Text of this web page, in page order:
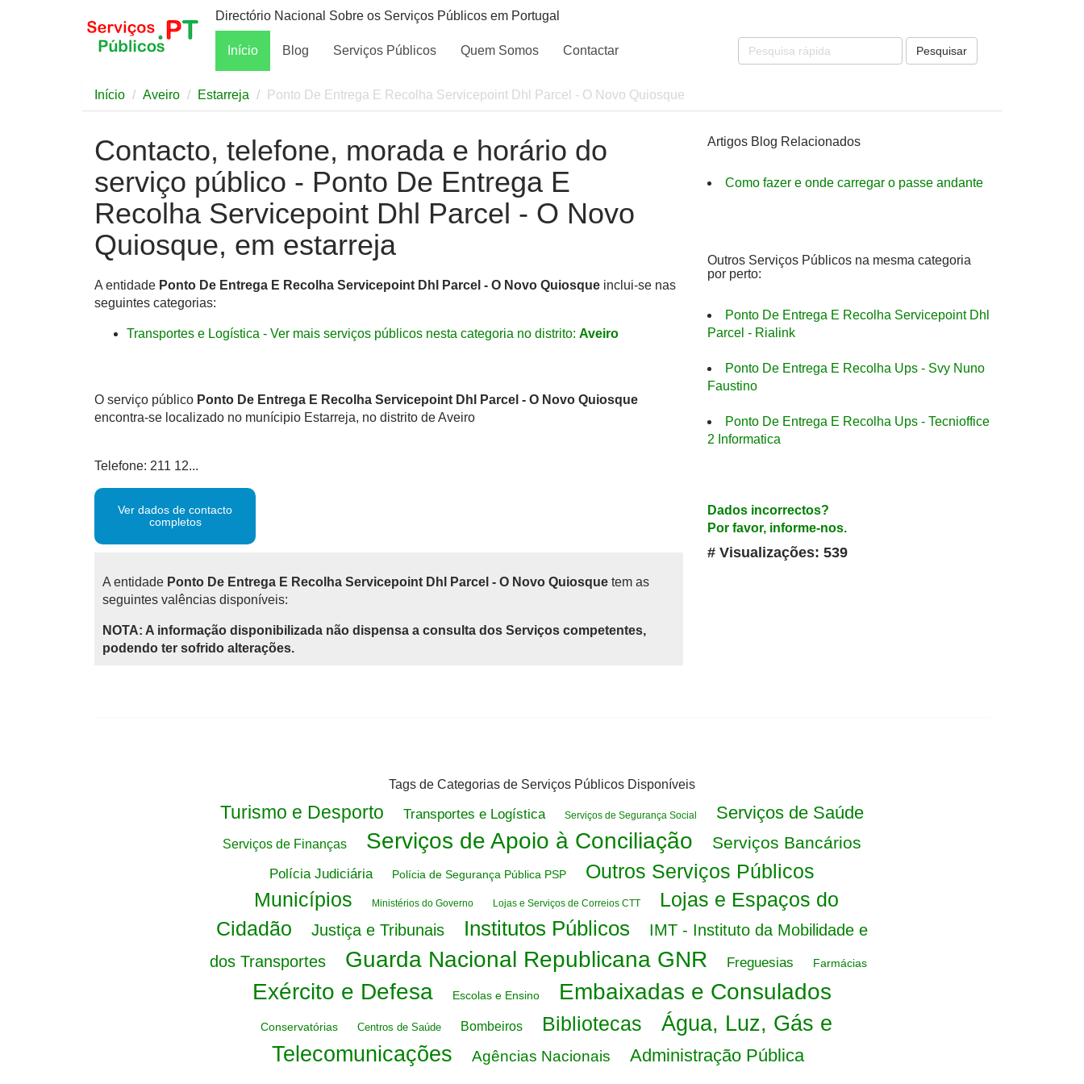
Directório Nacional Sobre os Serviços Públicos em Portugal
Início Blog Serviços Públicos Quem Somos Contactar Pesquisar
Início Aveiro Estarreja Ponto De Entrega E Recolha Servicepoint Dhl Parcel - O Novo Quiosque
Contacto, telefone, morada e horário do
serviço público - Ponto De Entrega E
Recolha Servicepoint Dhl Parcel - O Novo
Quiosque, em estarreja
A entidade Ponto De Entrega E Recolha Servicepoint Dhl Parcel - O Novo Quiosque inclui-se nas
seguintes categorias:
Transportes e Logística - Ver mais serviços públicos nesta categoria no distrito: Aveiro
O serviço público Ponto De Entrega E Recolha Servicepoint Dhl Parcel - O Novo Quiosque
encontra-se localizado no munícipio Estarreja, no distrito de Aveiro
Telefone: 211 12...
Ver dados de contacto
completos
A entidade Ponto De Entrega E Recolha Servicepoint Dhl Parcel - O Novo Quiosque tem as
seguintes valências disponíveis:
NOTA: A informação disponibilizada não dispensa a consulta dos Serviços competentes,
podendo ter sofrido alterações.
Artigos Blog Relacionados
Como fazer e onde carregar o passe andante
Outros Serviços Públicos na mesma categoria
por perto:
Ponto De Entrega E Recolha Servicepoint Dhl
Parcel - Rialink
Ponto De Entrega E Recolha Ups - Svy Nuno
Faustino
Ponto De Entrega E Recolha Ups - Tecnioffice
2 Informatica
Dados incorrectos?
Por favor, informe-nos.
# Visualizações: 539
Tags de Categorias de Serviços Públicos Disponíveis
Turismo e Desporto Transportes e Logística Serviços de Segurança Social Serviços de Saúde
Serviços de Finanças Serviços de Apoio à Conciliação Serviços Bancários
Polícia Judiciária Polícia de Segurança Pública PSP
Outros Serviços Públicos
Municípios
Ministérios do Governo Lojas e Serviços de Correios CTT
Lojas e Espaços do
Cidadão
Justiça e Tribunais Institutos Públicos
IMT - Instituto da Mobilidade e
dos Transportes
Guarda Nacional Republicana GNR Freguesias Farmácias
Exército e Defesa Escolas e Ensino Embaixadas e Consulados
Conservatórias Centros de Saúde Bombeiros Bibliotecas
Água, Luz, Gás e
Telecomunicações
Agências Nacionais Administração Pública